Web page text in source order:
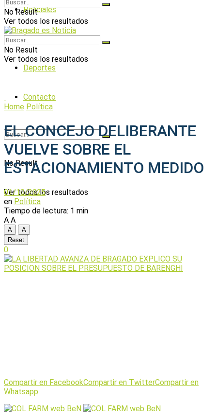
Policiales
Política
Deportes
Contacto
No Result
Ver todos los resultados
No Result
Ver todos los resultados
No Result
Ver todos los resultados
Home Política
EL CONCEJO DELIBERANTE
VUELVE SOBRE EL
ESTACIONAMIENTO MEDIDO
01/10/2025
en Política
Tiempo de lectura: 1 min
A A
A
A
Reset
0
Compartir en FacebookCompartir en TwitterCompartir en
Whatsapp